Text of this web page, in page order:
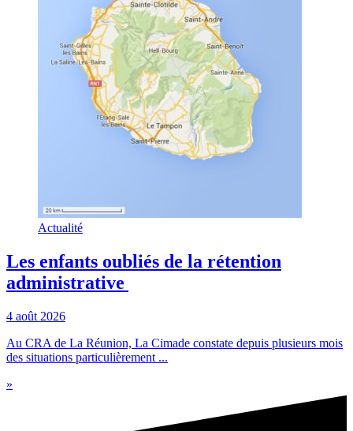
Actualité
Les enfants oubliés de la rétention
administrative
4 août 2026
Au CRA de La Réunion, La Cimade constate depuis plusieurs mois
des situations particulièrement ...
»